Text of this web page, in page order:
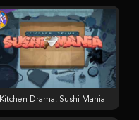
Kitchen Drama: Sushi Mania